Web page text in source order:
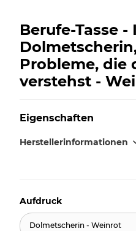
Berufe-Tasse -
Probleme, die
verstehst -
Eigenschaften
Herstellerinformationen
Aufdruck
Dolmetscherin - Weinrot